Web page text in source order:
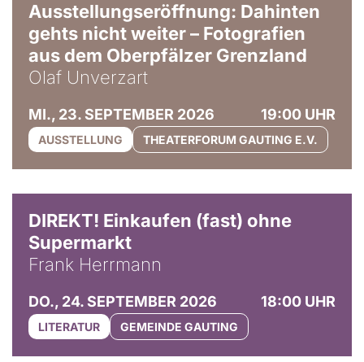
Ausstellungseröffnung: Dahinten
gehts nicht weiter – Fotografien
aus dem Oberpfälzer Grenzland
Olaf Unverzart
MI., 23. SEPTEMBER 2026 19:00 UHR
AUSSTELLUNG THEATERFORUM GAUTING E.V.
DIREKT! Einkaufen (fast) ohne
Supermarkt
Frank Herrmann
DO., 24. SEPTEMBER 2026 18:00 UHR
LITERATUR GEMEINDE GAUTING